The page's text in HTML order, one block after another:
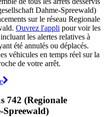
Dahme-Spreewald)
sur le réseau Regionale
Ouvrez l'appli pour voir les
les alertes relatives à
été annulés ou déplacés.
véhicules en temps réel sur la
de votre arrêt.
742 (Regionale
Spreewald)